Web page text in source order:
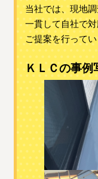
当社では、現地
一貫して自社で
ご提案を行って
ＫＬＣの事例